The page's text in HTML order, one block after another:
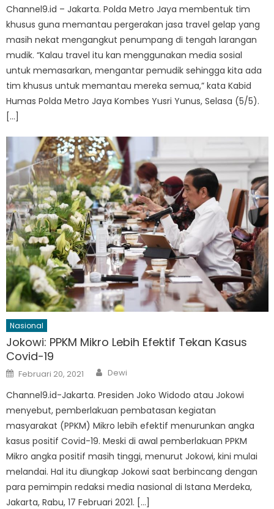
Channel9.id – Jakarta. Polda Metro Jaya membentuk tim
khusus guna memantau pergerakan jasa travel gelap yang
masih nekat mengangkut penumpang di tengah larangan
mudik. “Kalau travel itu kan menggunakan media sosial
untuk memasarkan, mengantar pemudik sehingga kita ada
tim khusus untuk memantau mereka semua,” kata Kabid
Humas Polda Metro Jaya Kombes Yusri Yunus, Selasa (5/5).
[…]
Nasional
Jokowi: PPKM Mikro Lebih Efektif Tekan Kasus
Covid-19
Posted
on
Februari 20, 2021 Author
Dewi
Channel9.id-Jakarta. Presiden Joko Widodo atau Jokowi
menyebut, pemberlakuan pembatasan kegiatan
masyarakat (PPKM) Mikro lebih efektif menurunkan angka
kasus positif Covid-19. Meski di awal pemberlakuan PPKM
Mikro angka positif masih tinggi, menurut Jokowi, kini mulai
melandai. Hal itu diungkap Jokowi saat berbincang dengan
para pemimpin redaksi media nasional di Istana Merdeka,
Jakarta, Rabu, 17 Februari 2021. […]